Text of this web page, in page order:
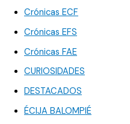
Crónicas ECF
Crónicas EFS
Crónicas FAE
CURIOSIDADES
DESTACADOS
ÉCIJA BALOMPIÉ